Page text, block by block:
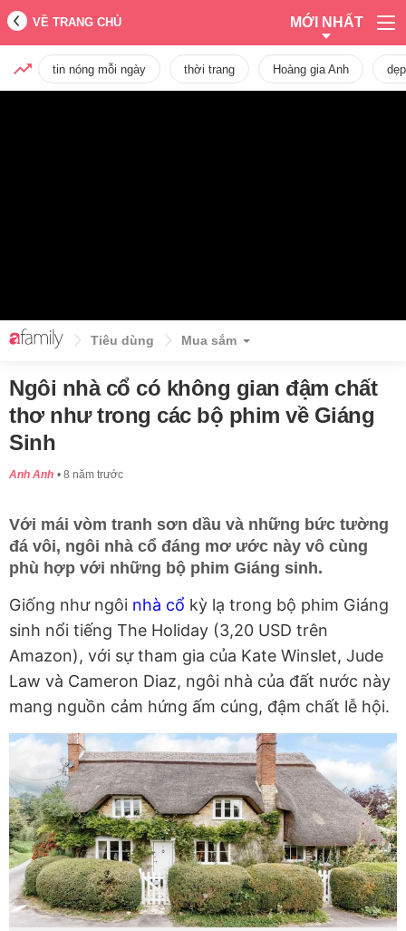
VỀ TRANG CHỦ MỚI NHẤT
tin nóng mỗi ngày thời trang Hoàng gia Anh dẹp
Tiêu dùng Mua sắm
Ngôi nhà cổ có không gian đậm chất
thơ như trong các bộ phim về Giáng
Sinh
Anh Anh 8 năm trước
Với mái vòm tranh sơn dầu và những bức tường
đá vôi, ngôi nhà cổ đáng mơ ước này vô cùng
phù hợp với những bộ phim Giáng sinh.
Giống như ngôi nhà cổ kỳ lạ trong bộ phim Giáng
sinh nổi tiếng The Holiday (3,20 USD trên
Amazon), với sự tham gia của Kate Winslet, Jude
Law và Cameron Diaz, ngôi nhà của đất nước này
mang nguồn cảm hứng ấm cúng, đậm chất lễ hội.